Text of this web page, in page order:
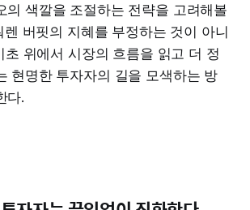
의 색깔을 조절하는 전략을 고려해볼
렌 버핏의 지혜를 부정하는 것이 아니
초 위에서 시장의 흐름을 읽고 더 정
현명한 투자자의 길을 모색하는 방
다.